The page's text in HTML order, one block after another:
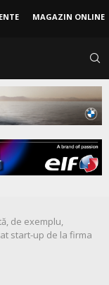
MAGAZIN ONLINE
de exemplu,
start-up de la firma